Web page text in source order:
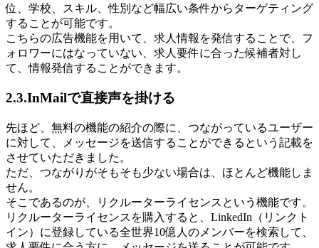
位、学校、スキル、性別など幅広い条件からターゲティング
することが可能です。
こちらの広告機能を用いて、求人情報を発信することで、フ
ォロワーにはなっていない、求人要件に合った候補者対し
て、情報発信することができます。
2.3.InMailで直接声を掛ける
先ほど、無料の機能の紹介の際に、つながっているユーザー
に対して、メッセージを送信することができるという記載を
させていただきました。
ただ、つながりがそもそも少ない場合は、ほとんど機能しま
せん。
そこであるのが、リクルーターライセンスという機能です。
リクルーターライセンスを購入すると、LinkedIn（リンクト
イン）に登録している全世界10億人のメンバーを検索して、